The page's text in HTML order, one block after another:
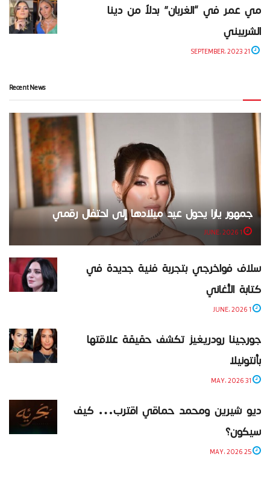
مي عمر في “الغربان” بدلاً من دينا
الشربيني
Recent News
جمهور يارا يحول عيد ميلادها إلى احتفال رقمي
سلاف فواخرجي بتجربة فنية جديدة في
كتابة الأغاني
جورجينا رودريغيز تكشف حقيقة علاقتها
بأنتونيلا
ديو شيرين ومحمد حماقي اقترب… كيف
سيكون؟